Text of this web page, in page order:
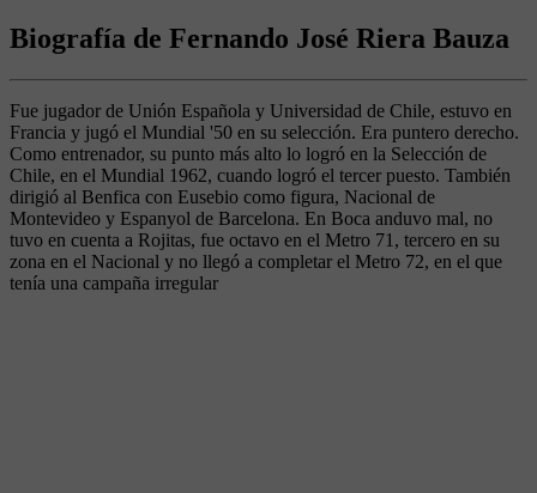
Biografía de Fernando José Riera Bauza
Fue jugador de Unión Española y Universidad de Chile, estuvo en
Francia y jugó el Mundial '50 en su selección. Era puntero derecho.
Como entrenador, su punto más alto lo logró en la Selección de
Chile, en el Mundial 1962, cuando logró el tercer puesto. También
dirigió al Benfica con Eusebio como figura, Nacional de
Montevideo y Espanyol de Barcelona. En Boca anduvo mal, no
tuvo en cuenta a Rojitas, fue octavo en el Metro 71, tercero en su
zona en el Nacional y no llegó a completar el Metro 72, en el que
tenía una campaña irregular